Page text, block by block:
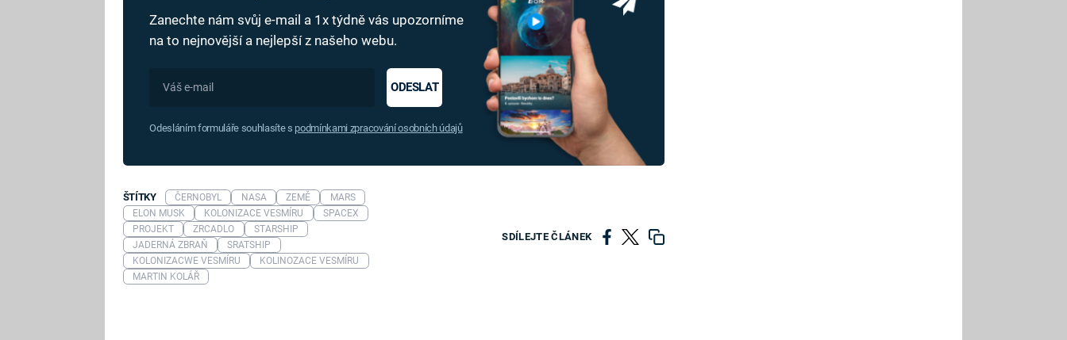
Zanechte nám svůj e-mail a 1x týdně vás upozorníme
na to nejnovější a nejlepší z našeho webu.
ODESLAT
Odesláním formuláře souhlasíte s podmínkami zpracování osobních údajů
SDÍLEJTE ČLÁNEK
ŠTÍTKY ČERNOBYL NASA ZEMĚ
MARS
ELON MUSK
KOLONIZACE VESMÍRU
SPACEX
PROJEKT
ZRCADLO
STARSHIP
JADERNÁ ZBRAŇ
SRATSHIP
KOLONIZACWE VESMÍRU
KOLINOZACE VESMÍRU
MARTIN KOLÁŘ